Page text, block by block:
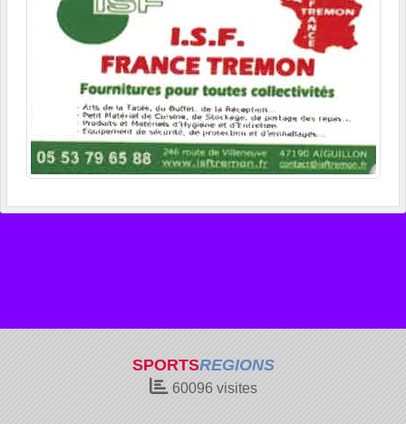
SPORTSREGIONS
60096visites